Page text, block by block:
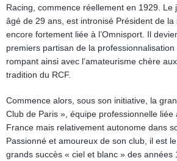
Racing, commence réellement en 1929. Le
âgé de 29 ans, est intronisé Président de
encore fortement liée à l’Omnisport. Il
premiers partisan de la
rompant ainsi avec l’amateurisme chère
tradition du RCF.
Commence alors, sous son initiative, la
Club de Paris », équipe professionnelle liée
France mais relativement autonome dans
Passionné et amoureux de son club, il est
grands succès « ciel et blanc » des années